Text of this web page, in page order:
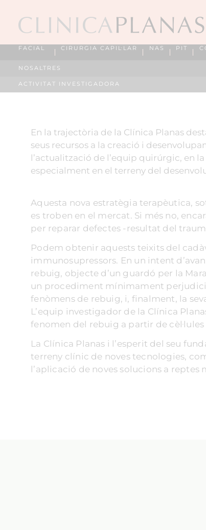
FACIAL CIRURGIA CAPIL·LAR NAS PIT
NOSALTRES
ACTIVITAT INVESTIGADORA
En la trajectòria de la Clínica Planas
seus recursos a la creació i
l’actualització de l’equip quirúrgic, en
especialment en el terreny del
Aquesta nova estratègia terapèutica,
es troben en el mercat. Si més no,
per reparar defectes -resultat del
Podem obtenir aquests teixits del
immunosupressors. En un intent
rebuig, objecte d’un guardó per la
un procediment mínimament
fenòmens de rebuig, i, finalment, la
L’equip investigador de la Clínica
fenomen del rebuig a partir de
La Clínica Planas i l’esperit del seu
terreny clínic de noves tecnologies,
l’aplicació de noves solucions a